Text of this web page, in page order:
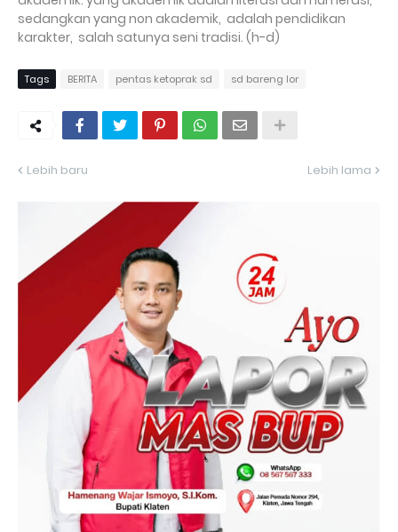
sedangkan yang non akademik, adalah pendidikan
karakter, salah satunya seni tradisi. (h-d)
Tags BERITA pentas ketoprak sd sd bareng lor
Lebih baru Lebih lama